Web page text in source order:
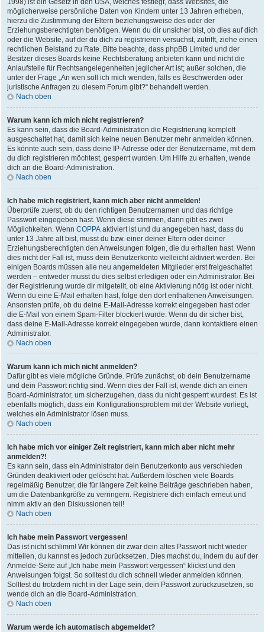
1998) ist ein Gesetz in den USA, welches festlegt, dass Websites, die
möglicherweise persönliche Daten von Kindern unter 13 Jahren erheben,
hierzu die Zustimmung der Eltern beziehungsweise des oder der
Erziehungsberechtigten benötigen. Wenn du dir unsicher bist, ob dies auf dich
oder die Website, auf der du dich zu registrieren versuchst, zutrifft, ziehe einen
rechtlichen Beistand zu Rate. Bitte beachte, dass phpBB Limited und der
Besitzer dieses Boards keine Rechtsberatung anbieten kann und nicht die
Anlaufstelle für Rechtsangelegenheiten jeglicher Art ist; außer solchen, die
unter der Frage „An wen soll ich mich wenden, falls es Beschwerden oder
juristische Anfragen zu diesem Forum gibt?“ behandelt werden.
Nach oben
Warum kann ich mich nicht registrieren?
Es kann sein, dass die Board-Administration die Registrierung komplett
ausgeschaltet hat, damit sich keine neuen Benutzer mehr anmelden können.
Es könnte auch sein, dass deine IP-Adresse oder der Benutzername, mit dem
du dich registrieren möchtest, gesperrt wurden. Um Hilfe zu erhalten, wende
dich an die Board-Administration.
Nach oben
Ich habe mich registriert, kann mich aber nicht anmelden!
Überprüfe zuerst, ob du den richtigen Benutzernamen und das richtige
Passwort eingegeben hast. Wenn diese stimmen, dann gibt es zwei
Möglichkeiten. Wenn COPPA aktiviert ist und du angegeben hast, dass du
unter 13 Jahre alt bist, musst du bzw. einer deiner Eltern oder deiner
Erziehungsberechtigten den Anweisungen folgen, die du erhalten hast. Wenn
dies nicht der Fall ist, muss dein Benutzerkonto vielleicht aktiviert werden. Bei
einigen Boards müssen alle neu angemeldeten Mitglieder erst freigeschaltet
werden – entweder musst du dies selbst erledigen oder ein Administrator. Bei
der Registrierung wurde dir mitgeteilt, ob eine Aktivierung nötig ist oder nicht.
Wenn du eine E-Mail erhalten hast, folge den dort enthaltenen Anweisungen.
Ansonsten prüfe, ob du deine E-Mail-Adresse korrekt eingegeben hast oder
die E-Mail von einem Spam-Filter blockiert wurde. Wenn du dir sicher bist,
dass deine E-Mail-Adresse korrekt eingegeben wurde, dann kontaktiere einen
Administrator.
Nach oben
Warum kann ich mich nicht anmelden?
Dafür gibt es viele mögliche Gründe. Prüfe zunächst, ob dein Benutzername
und dein Passwort richtig sind. Wenn dies der Fall ist, wende dich an einen
Board-Administrator, um sicherzugehen, dass du nicht gesperrt wurdest. Es ist
ebenfalls möglich, dass ein Konfigurationsproblem mit der Website vorliegt,
welches ein Administrator lösen muss.
Nach oben
Ich habe mich vor einiger Zeit registriert, kann mich aber nicht mehr
anmelden?!
Es kann sein, dass ein Administrator dein Benutzerkonto aus verschieden
Gründen deaktiviert oder gelöscht hat. Außerdem löschen viele Boards
regelmäßig Benutzer, die für längere Zeit keine Beiträge geschrieben haben,
um die Datenbankgröße zu verringern. Registriere dich einfach erneut und
nimm aktiv an den Diskussionen teil!
Nach oben
Ich habe mein Passwort vergessen!
Das ist nicht schlimm! Wir können dir zwar dein altes Passwort nicht wieder
mitteilen, du kannst es jedoch zurücksetzen. Dies machst du, indem du auf der
Anmelde-Seite auf „Ich habe mein Passwort vergessen“ klickst und den
Anweisungen folgst. So solltest du dich schnell wieder anmelden können.
Solltest du trotzdem nicht in der Lage sein, dein Passwort zurückzusetzen, so
wende dich an die Board-Administration.
Nach oben
Warum werde ich automatisch abgemeldet?